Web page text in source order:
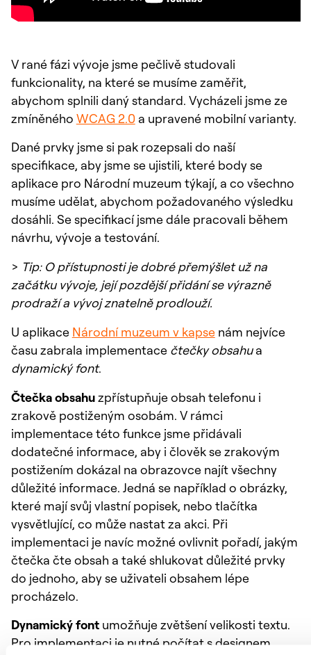
V rané fázi vývoje jsme pečlivě studovali
funkcionality, na které se musíme zaměřit,
abychom splnili daný standard. Vycházeli jsme ze
zmíněného WCAG 2.0a upravené mobilní varianty.
Dané prvky jsme si pak rozepsali do naší
specifikace, aby jsme se ujistili, které body se
aplikace pro Národní muzeum týkají, a co všechno
musíme udělat, abychom požadovaného výsledku
dosáhli. Se specifikací jsme dále pracovali během
návrhu, vývoje a testování.
> Tip: O přístupnosti je dobré přemýšlet už na
začátku vývoje, její pozdější přidání se výrazně
prodraží a vývoj znatelně prodlouží.
U aplikace Národní muzeum v kapsenám nejvíce
času zabrala implementace čtečky obsahua
dynamický font.
Čtečka obsahuzpřístupňuje obsah telefonu i
zrakově postiženým osobám. V rámci
implementace této funkce jsme přidávali
dodatečné informace, aby i člověk se zrakovým
postižením dokázal na obrazovce najít všechny
důležité informace. Jedná se například o obrázky,
které mají svůj vlastní popisek, nebo tlačítka
vysvětlující, co může nastat za akci. Při
implementaci je navíc možné ovlivnit pořadí, jakým
čtečka čte obsah a také shlukovat důležité prvky
do jednoho, aby se uživateli obsahem lépe
procházelo.
Dynamický fontumožňuje zvětšení velikosti textu.
Pro implementaci je nutné počítat s designem,